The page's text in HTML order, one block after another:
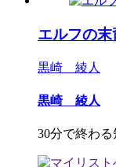
エルフの
黒崎 綾人
黒崎 綾人
30分で終わる